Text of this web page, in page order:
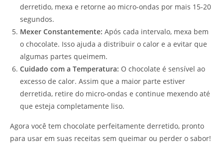
derretido, mexa e retorne ao micro-ondas por mais 15-20
segundos.
Mexer Constantemente: Após cada intervalo, mexa bem
o chocolate. Isso ajuda a distribuir o calor e a evitar que
algumas partes queimem.
Cuidado com a Temperatura: O chocolate é sensível ao
excesso de calor. Assim que a maior parte estiver
derretida, retire do micro-ondas e continue mexendo até
que esteja completamente liso.
Agora você tem chocolate perfeitamente derretido, pronto
para usar em suas receitas sem queimar ou perder o sabor!